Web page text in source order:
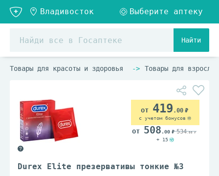
Найти
Товары для красоты и здоровья Товары для взрослых
Durex Elite презервативы тонкие №3
419 .00
с учетом бонусов
508 .00 534.00
+ 15